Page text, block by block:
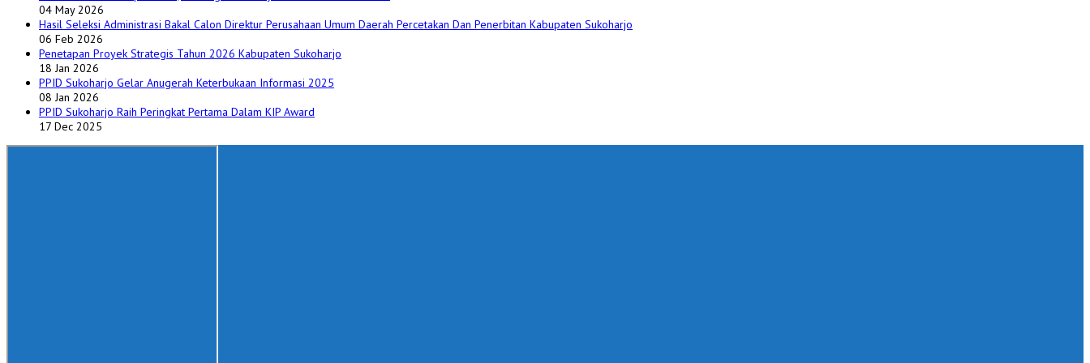
04 May 2026
Hasil Seleksi Administrasi Bakal Calon Direktur Perusahaan Umum Daerah Percetakan Dan Penerbitan Kabupaten Sukoharjo
06 Feb 2026
Penetapan Proyek Strategis Tahun 2026 Kabupaten Sukoharjo
18 Jan 2026
PPID Sukoharjo Gelar Anugerah Keterbukaan Informasi 2025
08 Jan 2026
PPID Sukoharjo Raih Peringkat Pertama Dalam KIP Award
17 Dec 2025